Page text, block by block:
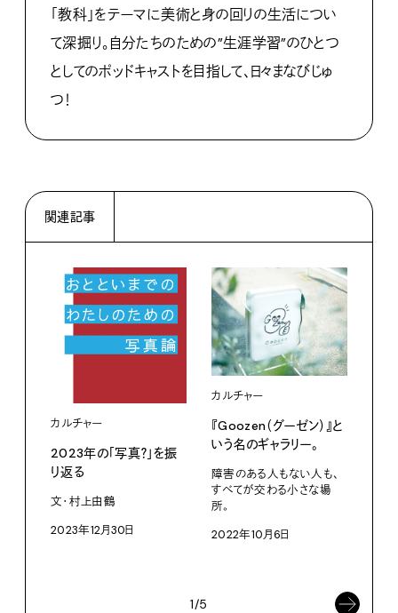
「教科」をテーマに美術と身の回りの生活につい
て深掘り。自分たちのための”生涯学習”のひとつ
としてのポッドキャストを目指して、日々まなびじゅ
つ！
関連記事
カルチャー
2023年の「写真？」を振
り返る
文・村上由鶴
2023年12月30日
カルチャー
『Goozen（グーゼン）』と
いう名のギャラリー。
障害のある人もない人も、
すべてが交わる小さな場
所。
2022年10月6日
1/5